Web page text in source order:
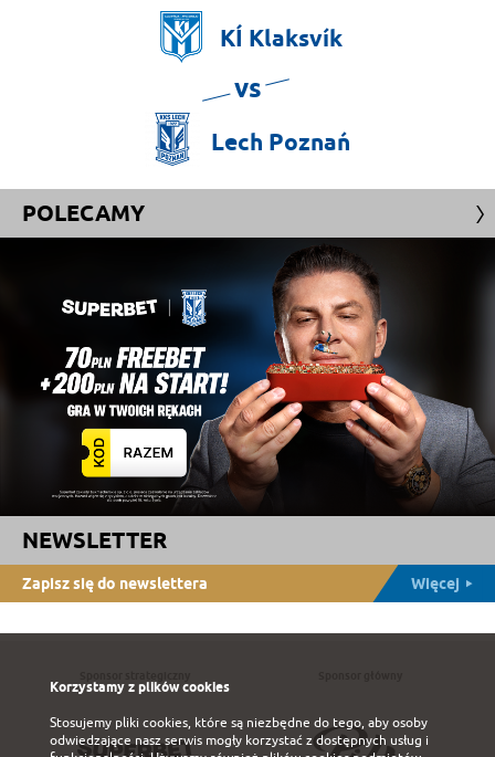
KÍ Klaksvík
vs
Lech Poznań
POLECAMY
NEWSLETTER
Zapisz się do newslettera Więcej
Korzystamy z plików cookies
Stosujemy pliki cookies, które są niezbędne do tego, aby osoby
odwiedzające nasz serwis mogły korzystać z dostępnych usług i